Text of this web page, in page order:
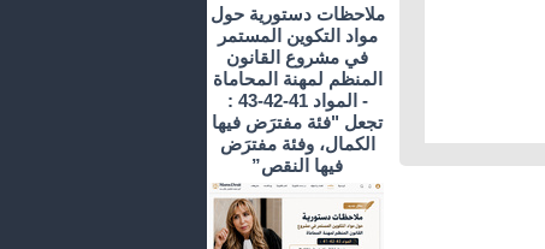
ملاحظات دستورية حول
مواد التكوين المستمر
في مشروع القانون
المنظم لمهنة المحاماة
- المواد 41-42-43 :
تجعل "فئة مفترَض فيها
الكمال، وفئة مفترَض
فيها النقص”